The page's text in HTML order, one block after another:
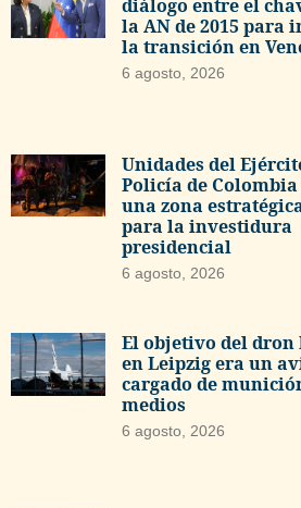
diálogo entre el
la AN de 2015 para
la transición en
6 agosto, 2026
Unidades del
Policía de
una zona
para la investidura
presidencial
6 agosto, 2026
El objetivo del dron
en Leipzig era un
cargado de
medios
6 agosto, 2026